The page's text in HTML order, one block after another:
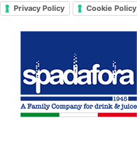
Privacy Policy Cookie Policy